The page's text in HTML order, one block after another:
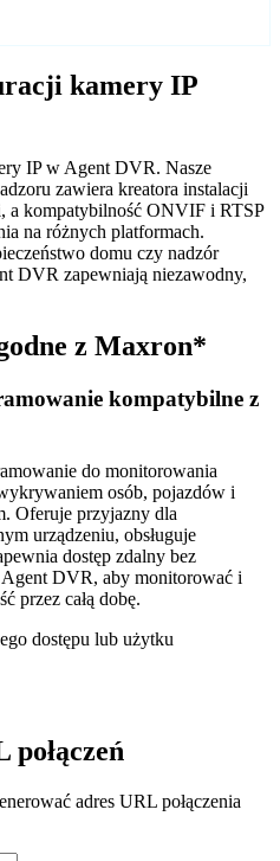
kamery IP
IP w Agent DVR. Nasze
zawiera kreatora instalacji
a kompatybilność ONVIF i RTSP
na różnych platformach.
domu czy nadzór
DVR zapewniają niezawodny,
z Maxron*
kompatybilne z
do monitorowania
osób, pojazdów i
Oferuje przyjazny dla
urządzeniu, obsługuje
dostęp zdalny bez
DVR, aby monitorować i
przez całą dobę.
dostępu lub użytku
adres URL połączenia